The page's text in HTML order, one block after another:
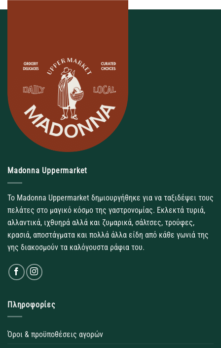
Madonna Uppermarket
Το Madonna Uppermarket δημιουργήθηκε για να ταξιδέψει τους
πελάτες στο μαγικό κόσμο της γαστρονομίας. Εκλεκτά τυριά,
αλλαντικά, ιχθυηρά αλλά και ζυμαρικά, σάλτσες, τρούφες,
κρασιά, αποστάγματα και πολλά άλλα είδη από κάθε γωνιά της
γης διακοσμούν τα καλόγουστα ράφια του.
Πληροφορίες
Όροι & προϋποθέσεις αγορών